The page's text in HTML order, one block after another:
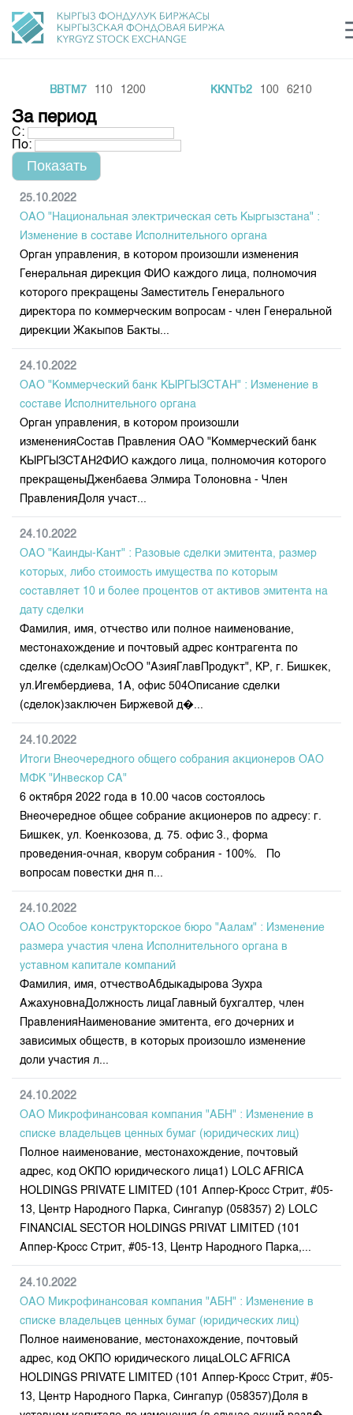
Финансовый рынок KG
О нас
Общая информация
Акционеры
Руководство
Внутренний аудитор
Участники торгов
Наши партнеры
Cтратегия развития
Корпоративные документы
Контакты
Направления
Товарно-сырьевой сектор
Листинг
Центр раскрытия информации
Тарифы
Аналитика
Финансовый рынок KG
Пресс-клуб
25 лет ЗАО КФБ
Нормативная база
Биржевая деятельность
Депозитарная деятельность
Центр раскрытия информации
Статистика торгов
Итоги последних торгов
Архив торгов
Индекс и Капитализация
Котировки по ЦБ
Котировки по драг. металлам
Расписание аукционов по ГЦБ
Результаты аукционов ГЦБ
Объем ГЦБ в обращении
Результаты аукционов по депозитам
Учебный центр
План работы на год
BBTM7 110 1200 KKNTb2 100 6210
За период
С:
По:
25.10.2022
ОАО "Национальная электрическая сеть Кыргызстана" :
Изменение в составе Исполнительного органа
Орган управления, в котором произошли изменения
Генеральная дирекция ФИО каждого лица, полномочия
которого прекращены Заместитель Генерального
директора по коммерческим вопросам - член Генеральной
дирекции Жакыпов Бакты...
24.10.2022
ОАО "Коммерческий банк КЫРГЫЗСТАН" : Изменение в
составе Исполнительного органа
Орган управления, в котором произошли
измененияСостав Правления ОАО "Коммерческий банк
КЫРГЫЗСТАН2ФИО каждого лица, полномочия которого
прекращеныДженбаева Элмира Толоновна - Член
ПравленияДоля участ...
24.10.2022
ОАО "Каинды-Кант" : Разовые сделки эмитента, размер
которых, либо стоимость имущества по которым
составляет 10 и более процентов от активов эмитента на
дату сделки
Фамилия, имя, отчество или полное наименование,
местонахождение и почтовый адрес контрагента по
сделке (сделкам)ОсОО "АзияГлавПродукт", КР, г. Бишкек,
ул.Игембердиева, 1А, офис 504Описание сделки
(сделок)заключен Биржевой д�...
24.10.2022
Итоги Внеочередного общего собрания акционеров ОАО
МФК "Инвескор СА"
6 октября 2022 года в 10.00 часов состоялось
Внеочередное общее собрание акционеров по адресу: г.
Бишкек, ул. Коенкозова, д. 75. офис 3., форма
проведения-очная, кворум собрания - 100%. По
вопросам повестки дня п...
24.10.2022
ОАО Особое конструкторское бюро "Аалам" : Изменение
размера участия члена Исполнительного органа в
уставном капитале компаний
Фамилия, имя, отчествоАбдыкадырова Зухра
АжахуновнаДолжность лицаГлавный бухгалтер, член
ПравленияНаименование эмитента, его дочерних и
зависимых обществ, в которых произошло изменение
доли участия л...
24.10.2022
ОАО Микрофинансовая компания "АБН" : Изменение в
списке владельцев ценных бумаг (юридических лиц)
Полное наименование, местонахождение, почтовый
адрес, код ОКПО юридического лица1) LOLC AFRICA
HOLDINGS PRIVATE LIMITED (101 Аппер-Кросс Стрит, #05-
13, Центр Народного Парка, Сингапур (058357) 2) LOLC
FINANCIAL SECTOR HOLDINGS PRIVAT LIMITED (101
Аппер-Кросс Стрит, #05-13, Центр Народного Парка,...
24.10.2022
ОАО Микрофинансовая компания "АБН" : Изменение в
списке владельцев ценных бумаг (юридических лиц)
Полное наименование, местонахождение, почтовый
адрес, код ОКПО юридического лицаLOLC AFRICA
HOLDINGS PRIVATE LIMITED (101 Аппер-Кросс Стрит, #05-
13, Центр Народного Парка, Сингапур (058357)Доля в